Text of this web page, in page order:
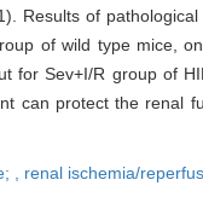
Results of
of wild type mice,
for Sev+I/R group of
can protect the renal
, renal ischemia/